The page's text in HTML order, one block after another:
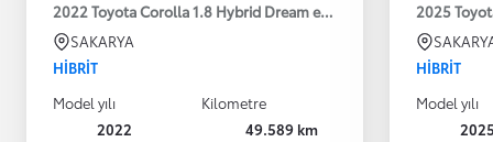
2022 Toyota Corolla 1.8 Hybrid Dream e-CVT 122HP
SAKARYA
HIBRIT
Model yılı
2022
Kilometre
49.589 km
2025
HIBRIT
Model yılı
2025